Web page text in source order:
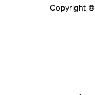
Copyright ©